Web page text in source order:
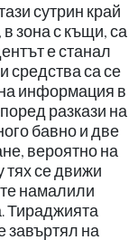
сутрин край
зона с къщи, са
е станал
средства са се
информация в
разкази на
бавно и две
вероятно на
тях се движи
намалили
Тираджията
завъртял на